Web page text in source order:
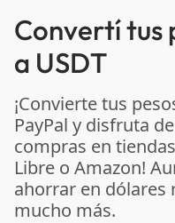
Convertí tus
a USDT
¡Convierte tus
PayPal y disfruta
compras en
Libre o Amazon!
ahorrar en dólares
mucho más.